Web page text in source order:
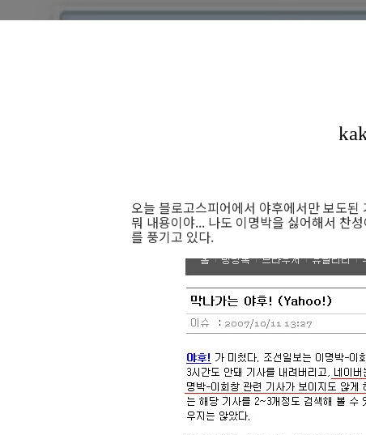
오늘 블로고스피어에서 야후에서만 보도
뭐 내용이야... 나도 이명박을 싫어해서 찬
를 풍기고 있다.